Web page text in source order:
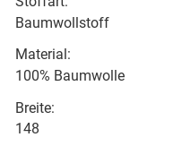
Baumwollstoff
Material:
100% Baumwolle
Breite:
148